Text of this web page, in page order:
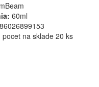
60ml
pocet na sklade 20 ks